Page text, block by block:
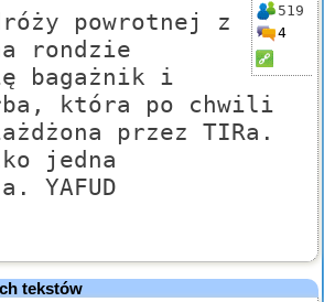
519
4
powrotnej z
rondzie
bagażnik i
która po chwili
przez TIRa.
jedna
YAFUD
tekstów